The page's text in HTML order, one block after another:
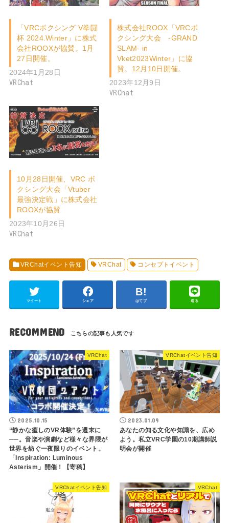
「VRCボクシング V拳闘
杯 2024.Winter」に株式
会社ROOXが協賛。1月
27日開催。
2024年1月28日
VRChat
株式会社ROOX「VRCボ
クシング大会 -GRAND
SLAM- in
Vket2023Winter」に協
賛。12月10日開催。
2023年12月9日
VRChat
10月28日開催、VRC ボ
クシング大会「Vtuber
最強決定戦」に株式会社
ROOXが協賛
2023年10月26日
VRChat
VRChatイベント告知 VRChat コンセプトイベント
ツイート シェア はてブ 送る
RECOMMEND
VRChat
2025.10.15
“静かな癒しのVR体験”を週末に
──。音楽や演劇など様々な界隈が
世界を紡ぐ一夜限りのイベント。
「Inspiration: Luminous
Asterism」開催！【寄稿】
VRChatイベント告知
2023.01.09
あなたの知る文化や知識を、広め
よう。私立VRC学園の10期講師説
明会が開催
VRChatイベント告知 VRChat